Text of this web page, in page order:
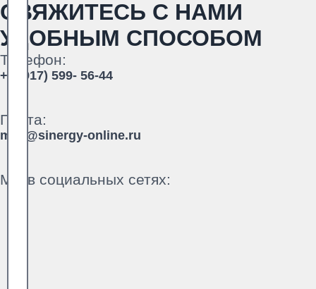
СВЯЖИТЕСЬ С НАМИ
УДОБНЫМ СПОСОБОМ
Телефон:
+7 (917) 599- 56-44
Почта:
mail@sinergy-online.ru
Мы в социальных сетях: